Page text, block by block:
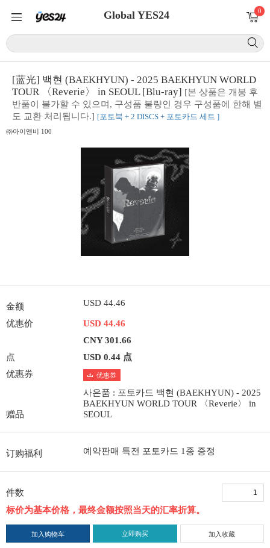
Global YES24 0
[蓝光] 백현 (BAEKHYUN) - 2025 BAEKHYUN WORLD
TOUR 〈Reverie〉 in SEOUL [Blu-ray] [본 상품은 개봉 후
반품이 불가할 수 있으며, 구성품 불량인 경우 구성품에 한해 별
도 교환 처리됩니다.] [포토북 + 2 DISCS + 포토카드 세트 ]
㈜아이앤비 100
金额 USD 44.46
优惠价
USD 44.46
CNY 301.66
点
USD 0.44 点
优惠券
优惠券
赠品
사은품 : 포토카드 백현 (BAEKHYUN) - 2025
BAEKHYUN WORLD TOUR 〈Reverie〉 in
SEOUL
订购福利 예약판매 특전 포토카드 1종 증정
件数
标价为基本价格，最终金额按照当天的汇率折算。
加入购物车 立即购买 加入收藏